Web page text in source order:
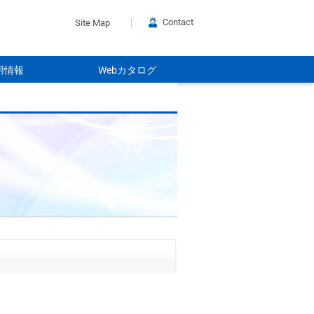
Site Map Contact
情報 Webカタログ